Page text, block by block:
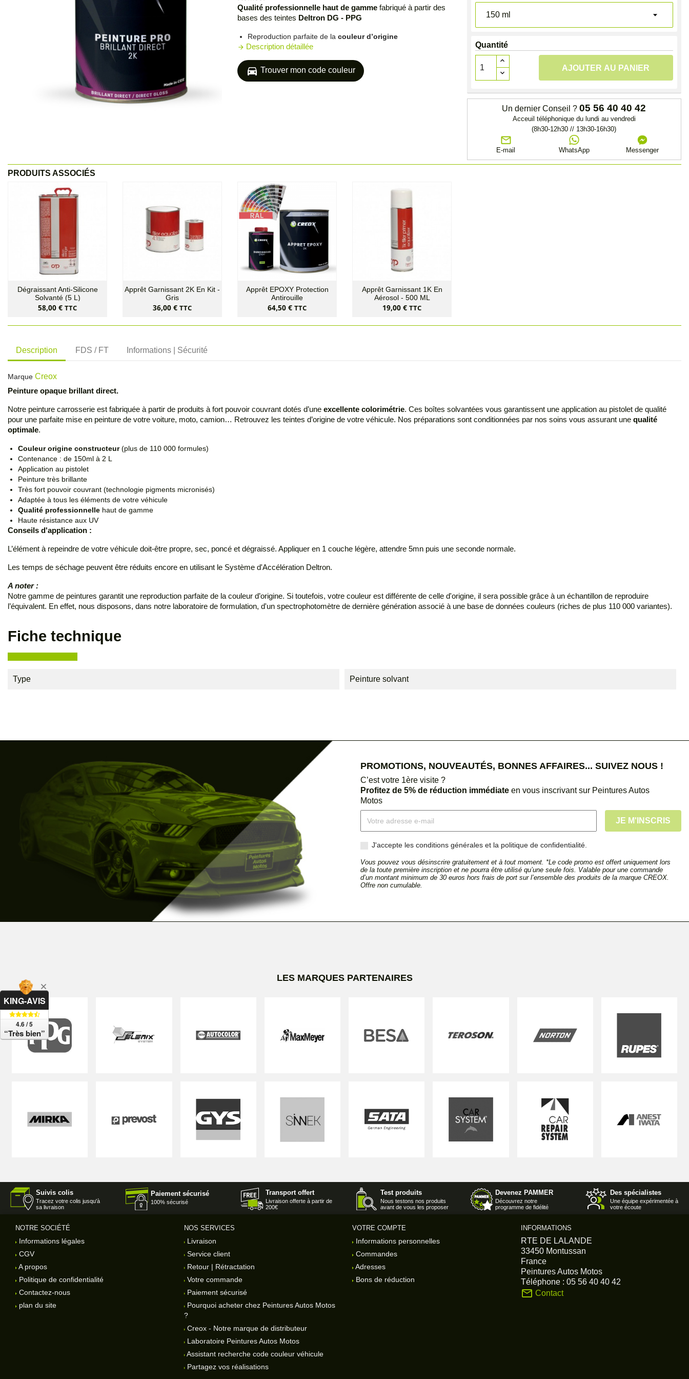
Qualité professionnelle haut de gammefabriqué à partir des
bases des teintes Deltron DG - PPG
Reproduction parfaite de la couleur d’origine
arrow_forward Description détaillée
directions_car Trouver mon code couleur
Quantité
AJOUTER AU PANIER
Un dernier Conseil ? 05 56 40 40 42
Acceuil téléphonique du lundi au vendredi
(8h30-12h30 // 13h30-16h30)
E-mail WhatsApp Messenger
PRODUITS ASSOCIÉS
Dégraissant Anti-Silicone
Solvanté (5 L)
Prix
58,00 € TTC
Apprêt Garnissant 2K En Kit -
Gris
Prix
36,00 € TTC
Apprêt EPOXY Protection
Antirouille
Prix
64,50 € TTC
Apprêt Garnissant 1K En
Aérosol - 500 ML
Prix
19,00 € TTC
Description FDS / FT Informations | Sécurité
Marque Creox
Peinture opaque brillant direct.
Notre peinture carrosserie est fabriquée à partir de produits à fort pouvoir couvrant dotés d’une excellente colorimétrie. Ces boîtes solvantées vous garantissent une application au pistolet de qualité
pour une parfaite mise en peinture de votre voiture, moto, camion… Retrouvez les teintes d’origine de votre véhicule. Nos préparations sont conditionnées par nos soins vous assurant une qualité
optimale.
Couleur origine constructeur(plus de 110 000 formules)
Contenance : de 150ml à 2 L
Application au pistolet
Peinture très brillante
Très fort pouvoir couvrant (technologie pigments micronisés)
Adaptée à tous les éléments de votre véhicule
Qualité professionnelle haut de gamme
Haute résistance aux UV
Conseils d'application :
L’élément à repeindre de votre véhicule doit-être propre, sec, poncé et dégraissé. Appliquer en 1 couche légère, attendre 5mn puis une seconde normale.
Les temps de séchage peuvent être réduits encore en utilisant le Système d'Accélération Deltron.
A noter :
Notre gamme de peintures garantit une reproduction parfaite de la couleur d’origine. Si toutefois, votre couleur est différente de celle d'origine, il sera possible grâce à un échantillon de reproduire
l’équivalent. En effet, nous disposons, dans notre laboratoire de formulation, d'un spectrophotomètre de dernière génération associé à une base de données couleurs (riches de plus 110 000 variantes).
Fiche technique
Type Peinture solvant
PROMOTIONS, NOUVEAUTÉS, BONNES AFFAIRES... SUIVEZ NOUS !
C’est votre 1ère visite ?
Profitez de 5% de réduction immédiate en vous inscrivant sur Peintures Autos
Motos
J'accepte les conditions générales et la politique de confidentialité.
Vous pouvez vous désinscrire gratuitement et à tout moment. *Le code promo est offert uniquement lors
de la toute première inscription et ne pourra être utilisé qu’une seule fois. Valable pour une commande
d’un montant minimum de 30 euros hors frais de port sur l’ensemble des produits de la marque CREOX.
Offre non cumulable.
LES MARQUES PARTENAIRES
Suivis colis
Tracez votre colis jusqu'à
sa livraison
Paiement sécurisé
100% sécurisé
Transport offert
Livraison offerte à partir de
200€
Test produits
Nous testons nos produits
avant de vous les proposer
Devenez PAMMER
Découvrez notre
programme de fidélité
Des spécialistes
Une équipe expérimentée à
votre écoute
NOTRE SOCIÉTÉ
Informations légales
CGV
A propos
Politique de confidentialité
Contactez-nous
plan du site
NOS SERVICES
Livraison
Service client
Retour | Rétractation
Votre commande
Paiement sécurisé
Pourquoi acheter chez Peintures Autos Motos
?
Creox - Notre marque de distributeur
Laboratoire Peintures Autos Motos
Assistant recherche code couleur véhicule
Partagez vos réalisations
VOTRE COMPTE
Informations personnelles
Commandes
Adresses
Bons de réduction
INFORMATIONS
RTE DE LALANDE
33450 Montussan
France
Peintures Autos Motos
Téléphone : 05 56 40 40 42
mail_outline Contact
KING-AVIS
4.6 / 5
“Très bien”